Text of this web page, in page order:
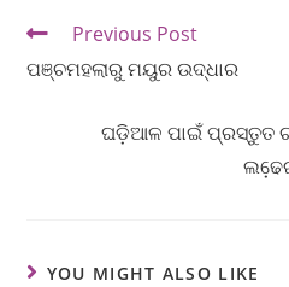
Previous Post
ପଞ୍ଚମହଲାରୁ ମୟୁର ଉଦ୍ଧାର
ଘଡ଼ିଆଳ ପାଇଁ ପ୍ରସ୍ତୁତ
YOU MIGHT ALSO LIKE